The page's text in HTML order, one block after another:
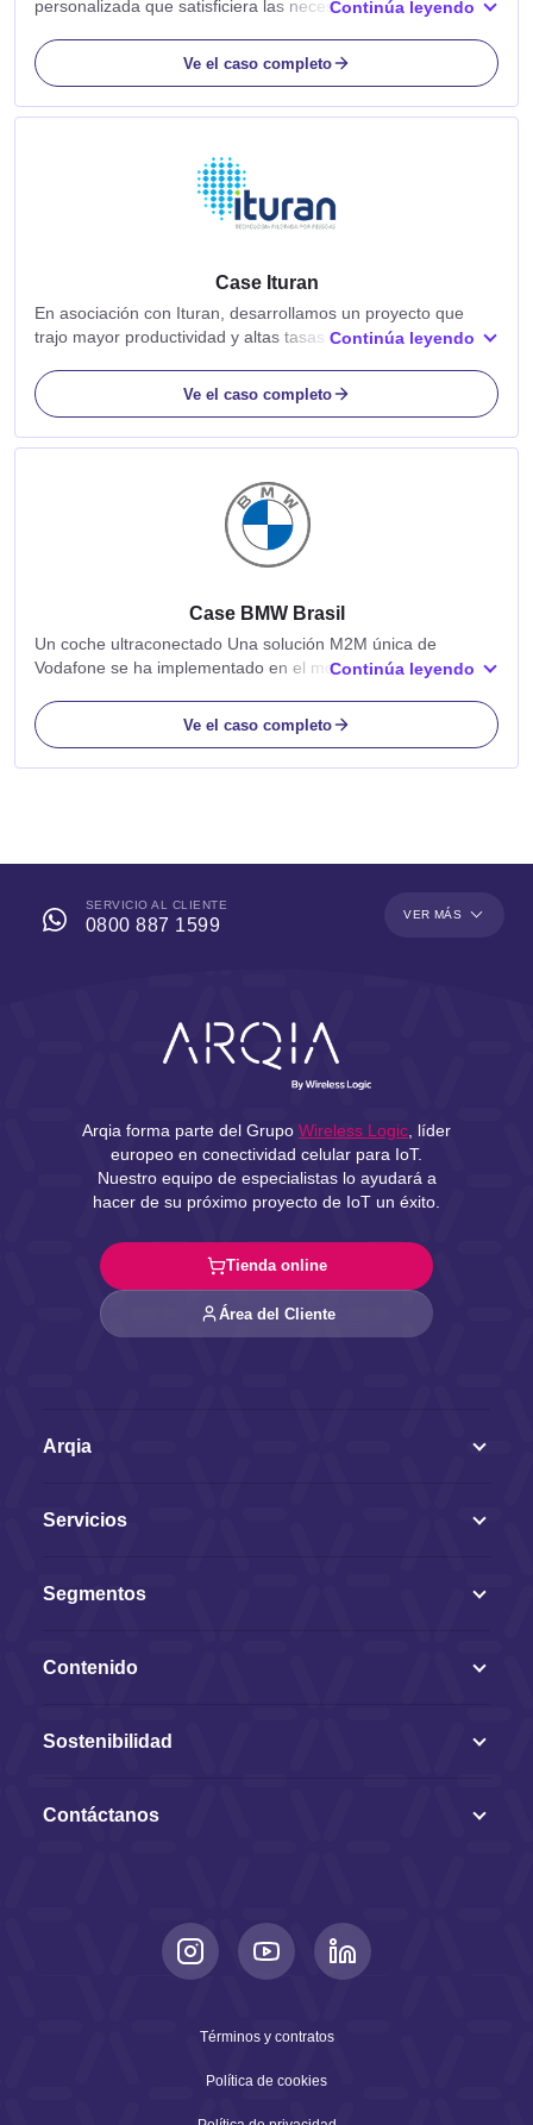
personalizada que satisficiera las necesidades de
líder de sistemas de seguridad monitoreados y alarmas...
Continúa leyendo
Ve el caso completo
Case Ituran
En asociación con Ituran, desarrollamos un proyecto que
trajo mayor productividad y altas tasas de recuperación para
aplicación de la conectividad...
Continúa leyendo
Ve el caso completo
Case BMW Brasil
Un coche ultraconectado Una solución M2M única de
Vodafone se ha implementado en el modelo i3 de coche de
teléfonos inteligentes, un conserje...
Continúa leyendo
Ve el caso completo
SERVICIO AL CLIENTE
0800 887 1599
VER MÁS
Arqia forma parte del Grupo Wireless Logic , líder
europeo en conectividad celular para IoT.
Nuestro equipo de especialistas lo ayudará a
hacer de su próximo proyecto de IoT un éxito.
Tienda online
Área del Cliente
Arqia
Servicios
Segmentos
Contenido
Sostenibilidad
Contáctanos
Términos y contratos
Política de cookies